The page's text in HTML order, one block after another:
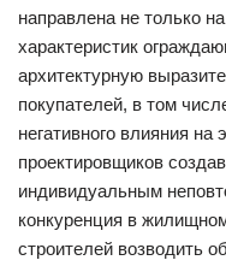
направлена не только
характеристик
архитектурную
покупателей, в том
негативного влияния
проектировщиков
индивидуальным
конкуренция в
строителей возводить